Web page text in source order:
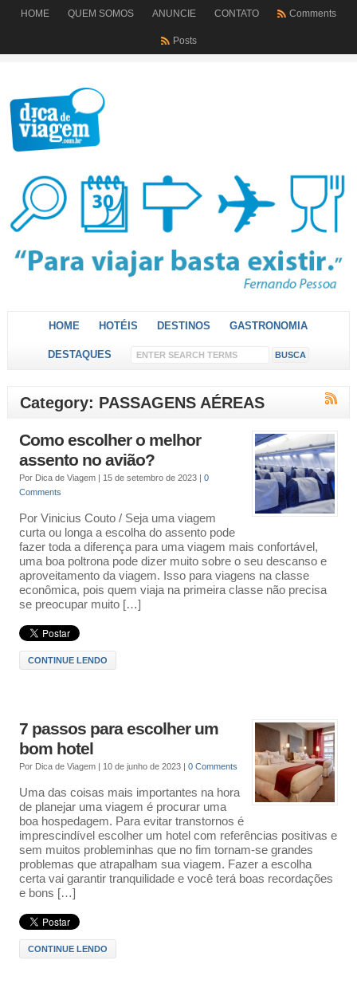
HOME QUEM SOMOS ANUNCIE CONTATO Comments
Posts
HOME HOTÉIS DESTINOS GASTRONOMIA
DESTAQUES
Category: PASSAGENS AÉREAS
Como escolher o melhor
assento no avião?
Por Dica de Viagem| 15 de setembro de 2023
0
Comments
Por Vinicius Couto / Seja uma viagem
curta ou longa a escolha do assento pode
fazer toda a diferença para uma viagem mais confortável,
uma boa poltrona pode dizer muito sobre o seu descanso e
aproveitamento da viagem. Isso para viagens na classe
econômica, pois quem viaja na primeira classe não precisa
se preocupar muito […]
CONTINUE LENDO
7 passos para escolher um
bom hotel
Por Dica de Viagem| 10 de junho de 2023 0 Comments
Uma das coisas mais importantes na hora
de planejar uma viagem é procurar uma
boa hospedagem. Para evitar transtornos é
imprescindível escolher um hotel com referências positivas e
sem muitos probleminhas que no fim tornam-se grandes
problemas que atrapalham sua viagem. Fazer a escolha
certa vai garantir tranquilidade e você terá boas recordações
e bons […]
CONTINUE LENDO